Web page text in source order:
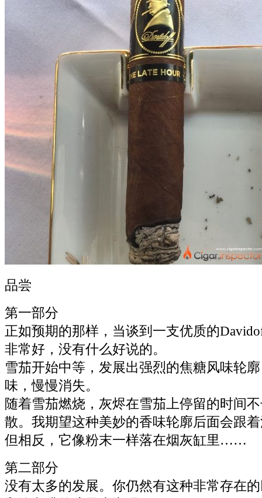
品尝
第一部分
正如预期的那样，当谈到一支优质的
非常好，没有什么好说的。
雪茄开始中等，发展出强烈的焦糖风味轮
味，慢慢消失。
随着雪茄燃烧，灰烬在雪茄上停留的时间
散。我期望这种美妙的香味轮廓后面会跟
但相反，它像粉末一样落在烟灰缸里……
第二部分
没有太多的发展。你仍然有这种非常存在